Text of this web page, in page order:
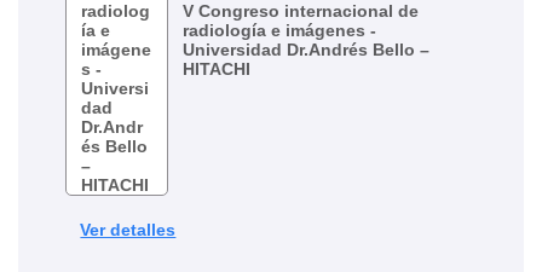
V Congreso internacional de
radiología e imágenes -
Universidad Dr.Andrés Bello –
HITACHI
Ver detalles